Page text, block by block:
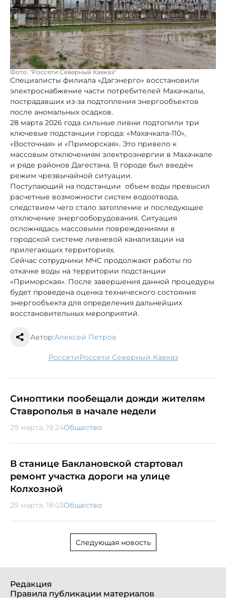
Фото: "Россети Северный Кавказ"
Специалисты филиала «Дагэнерго» восстановили
электроснабжение части потребителей Махачкалы,
пострадавших из-за подтопления энергообъектов
после аномальных осадков.
28 марта 2026 года сильные ливни подтопили три
ключевые подстанции города: «Махачкала-110»,
«Восточная» и «Приморская». Это привело к
массовым отключениям электроэнергии в Махачкале
и ряде районов Дагестана. В городе был введён
режим чрезвычайной ситуации.
Поступающий на подстанции объем воды превысил
расчетные возможности систем водоотвода,
следствием чего стало затопление и последующее
отключение энергооборудования. Ситуация
осложнядась массовыми повреждениями в
городской системе ливневой канализации на
прилегающих территориях.
Сейчас сотрудники МЧС продолжают работы по
откачке воды на территории подстанции
«Приморская». После завершения данной процедуры
будет проведена оценка технического состояния
энергообъекта для определения дальнейших
восстановительных мероприятий.
Автор:Алексей Петров
Россети Россети Северный Кавказ
Синоптики пообещали дожди жителям
Ставрополья в начале недели
29 марта, 19:24Общество
В станице Баклановской стартовал
ремонт участка дороги на улице
Колхозной
29 марта, 18:03Общество
Следующая новость
Редакция
Правила публикации материалов